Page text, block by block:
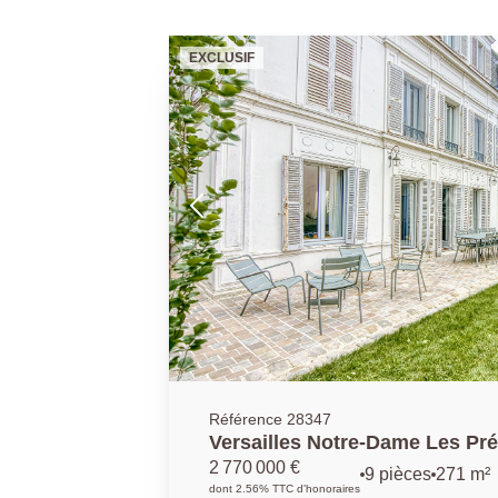
EXCLUSIF
Référence 28347
Versailles Notre-Dame Les
271.76 m² au sol avec dépendance et sous-
sur parcelle de 430 m²
2 770 000 €
dont 2.56% TTC d'honoraires
9 pièces 271 m²